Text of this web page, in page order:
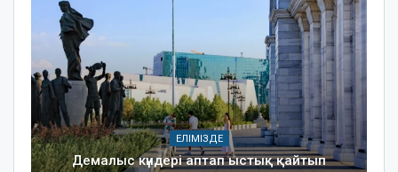
ЕЛІМІЗДЕ
Демалыс күндері аптап ыстық қайтып